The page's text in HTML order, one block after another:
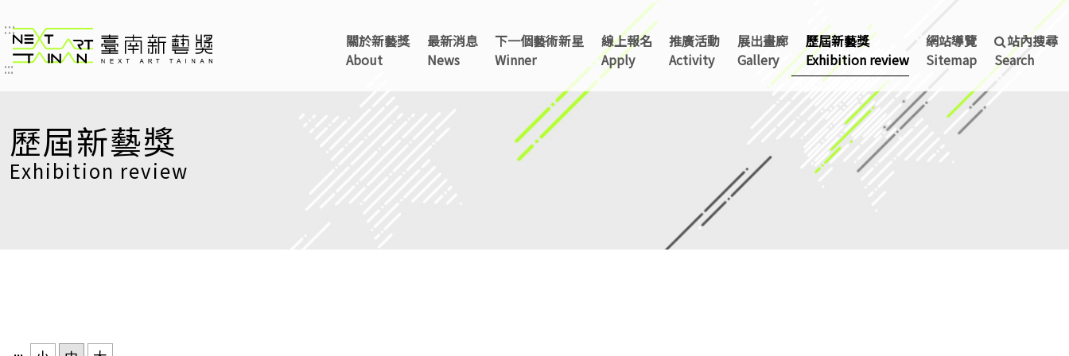
:::
臺南新藝獎 NEXT ART TAINAN
關於新藝獎
About
最新消息
News
下一個藝術新星
Winner
線上報名
Apply
推廣活動
Activity
展出畫廊
Gallery
歷屆新藝獎
Exhibition review
網站導覽
Sitemap
站內搜尋
Search
:::
歷屆新藝獎
Exhibition review